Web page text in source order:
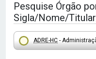
Pesquise Órgão
Sigla/Nome/
ADRE-HC -
PMBH -
CTGM -